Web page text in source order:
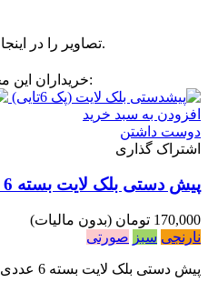
تصاویر را در اینجا رها کنید و یا برای آپلود کلیک کنید.
خریداران این محصول، این کالاها را نیز خریده اند:
افزودن به سبد خرید
دوست داشتن
اشتراک گذاری
پیش دستی بلک لایت بسته 6 عددی
170,000 تومان
(بدون مالیات)
نارنجی سبز صورتی
پیش دستی بلک لایت بسته 6 عددی